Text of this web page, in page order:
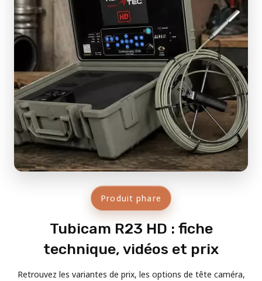
Produit phare
Tubicam R23 HD : fiche
technique, vidéos et prix
Retrouvez les variantes de prix, les options de tête caméra,